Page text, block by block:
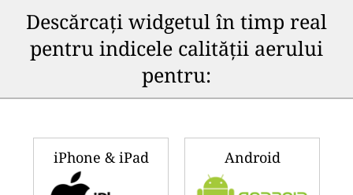
Descărcați widgetul în timp real
pentru indicele calității aerului
pentru:
iPhone & iPad Android